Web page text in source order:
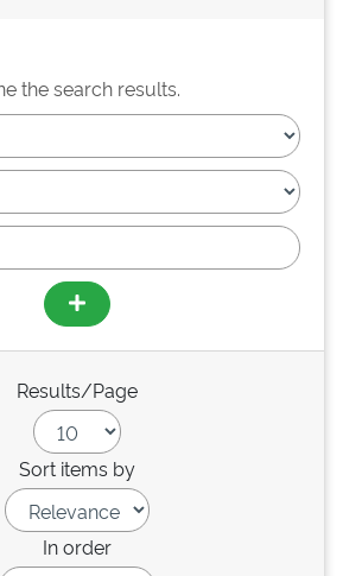
the search results.
Results/Page
Sort items by
In order